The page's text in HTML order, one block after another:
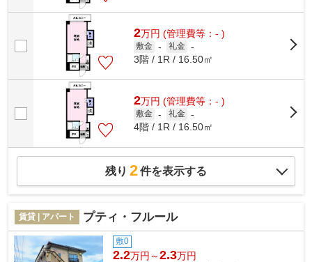
2万円 (管理費等：- )
敷金 - 礼金 -
3階 / 1R / 16.50㎡
2万円 (管理費等：- )
敷金 - 礼金 -
4階 / 1R / 16.50㎡
残り 2件を表示する
賃貸 | アパート プティ・フルール
敷0
2.2万円～2.3万円